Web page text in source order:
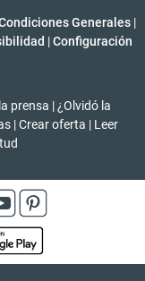
Generales |
| Configuración
prensa | ¿Olvidó la
| Crear oferta | Leer